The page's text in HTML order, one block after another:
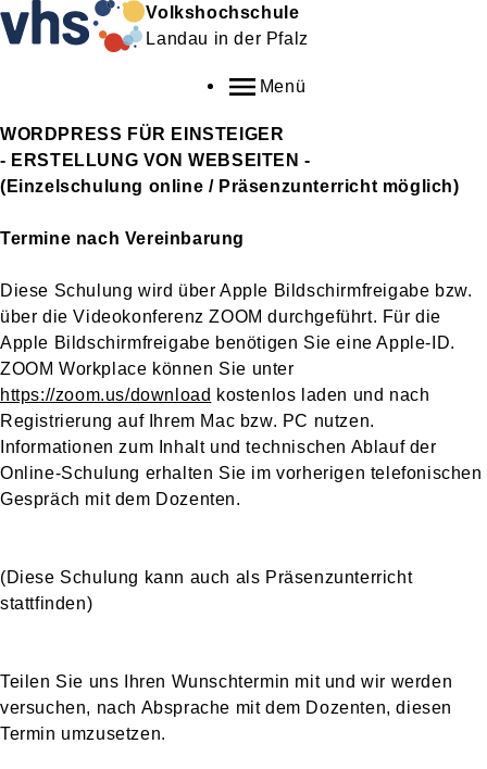
Volkshochschule
Landau in der Pfalz
Menü
WORDPRESS FÜR EINSTEIGER
- ERSTELLUNG VON WEBSEITEN -
(Einzelschulung online / Präsenzunterricht möglich)
Termine nach Vereinbarung
Diese Schulung wird über Apple Bildschirmfreigabe bzw.
über die Videokonferenz ZOOM durchgeführt. Für die
Apple Bildschirmfreigabe benötigen Sie eine Apple-ID.
ZOOM Workplace können Sie unter
https://zoom.us/download kostenlos laden und nach
Registrierung auf Ihrem Mac bzw. PC nutzen.
Informationen zum Inhalt und technischen Ablauf der
Online-Schulung erhalten Sie im vorherigen telefonischen
Gespräch mit dem Dozenten.
(Diese Schulung kann auch als Präsenzunterricht
stattfinden)
Teilen Sie uns Ihren Wunschtermin mit und wir werden
versuchen, nach Absprache mit dem Dozenten, diesen
Termin umzusetzen.